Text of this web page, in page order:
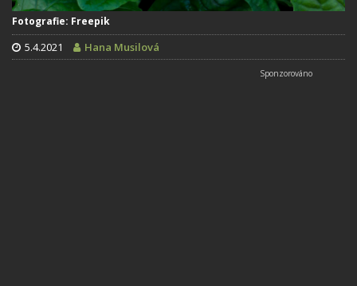
Fotografie: Freepik
5.4.2021 Hana Musilová